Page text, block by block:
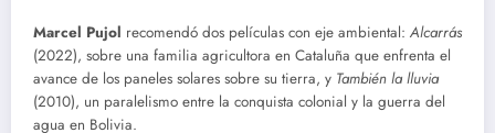
Marcel Pujol recomendó dos películas con eje ambiental: Alcarrás
(2022), sobre una familia agricultora en Cataluña que enfrenta el
avance de los paneles solares sobre su tierra, y También la lluvia
(2010), un paralelismo entre la conquista colonial y la guerra del
agua en Bolivia.